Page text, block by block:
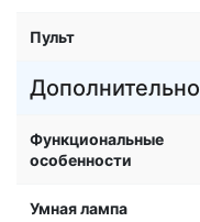
Пульт
Дополнительно
Функциональные
особенности
Умная лампа